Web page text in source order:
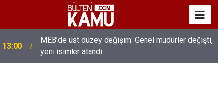
13:00
MEB’de üst düzey değişim: Genel müdürler değişti,
yeni isimler atandı